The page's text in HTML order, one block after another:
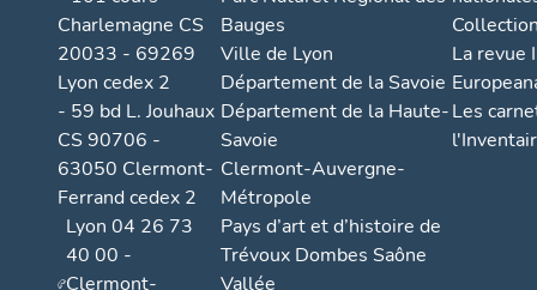
Charlemagne CS
20033 - 69269
Lyon cedex 2
- 59 bd L. Jouhaux
CS 90706 -
63050 Clermont-
Ferrand cedex 2
Lyon 04 26 73
40 00 -
Clermont-
Bauges
Ville de Lyon
Département de la Savoie
Département de la Haute-
Savoie
Clermont-Auvergne-
Métropole
Pays d’art et d’histoire de
Trévoux Dombes Saône
Vallée
La revue
Les